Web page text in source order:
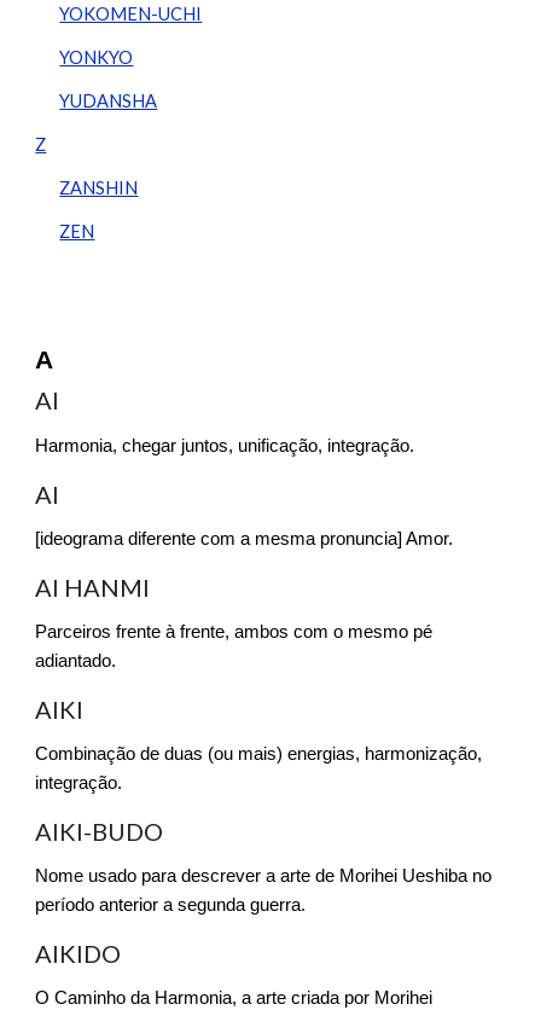
YOKOMEN-UCHI
YONKYO
YUDANSHA
Z
ZANSHIN
ZEN
A
AI
Harmonia, chegar juntos, unificação, integração.
AI
[ideograma diferente com a mesma pronuncia] Amor.
AI HANMI
Parceiros frente à frente, ambos com o mesmo pé
adiantado.
AIKI
Combinação de duas (ou mais) energias, harmonização,
integração.
AIKI-BUDO
Nome usado para descrever a arte de Morihei Ueshiba no
período anterior a segunda guerra.
AIKIDO
O Caminho da Harmonia, a arte criada por Morihei